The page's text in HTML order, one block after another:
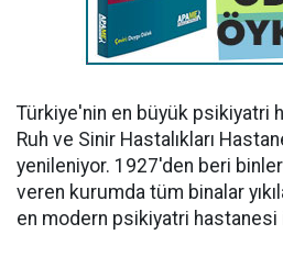
Türkiye'nin en büyük psikiyatri
Ruh ve Sinir Hastalıkları
yenileniyor. 1927'den beri
veren kurumda tüm binalar
en modern psikiyatri hastanesi